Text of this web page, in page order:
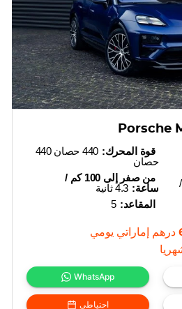
Porsche
قوة المحرك:
440 حصان 440
حصان
من صفر إلى 100 كم /
ساعة: 4.3 ثانية
المقاعد: 5
/
درهم إماراتي يومي
WhatsApp
احتياطي